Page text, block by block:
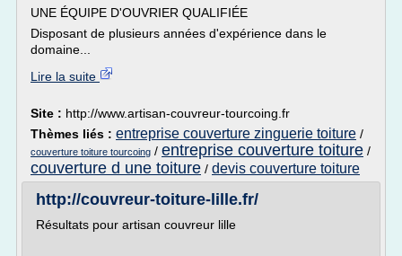
UNE ÉQUIPE D'OUVRIER QUALIFIÉE
Disposant de plusieurs années d'expérience dans le
domaine...
Lire la suite
Site : http://www.artisan-couvreur-tourcoing.fr
Thèmes liés : entreprise couverture zinguerie toiture /
couverture toiture tourcoing / entreprise couverture toiture /
couverture d une toiture / devis couverture toiture
http://couvreur-toiture-lille.fr/
Résultats pour artisan couvreur lille